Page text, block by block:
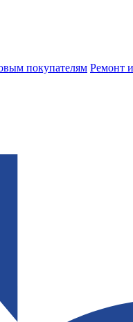
покупателям Ремонт